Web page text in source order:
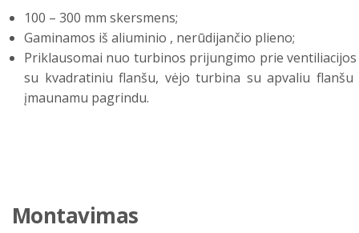
100 – 300 mm skersmens;
Gaminamos iš aliuminio , nerūdijančio plieno;
Priklausomai nuo turbinos prijungimo prie
su kvadratiniu flanšu, vėjo turbina su apvaliu
įmaunamu pagrindu.
Montavimas